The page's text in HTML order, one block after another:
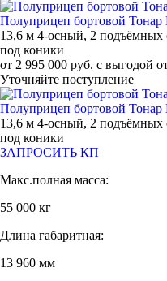
Полуприцеп бортовой Тонар
13,6 м 4-осный, 2
под коники
от 2 995 000 руб. с выгодой
Уточняйте поступление
Полуприцеп бортовой Тонар
13,6 м 4-осный, 2
под коники
ЗАПРОСИТЬ КП
Макс.полная масса:
55 000 кг
Длина габаритная:
13 960 мм